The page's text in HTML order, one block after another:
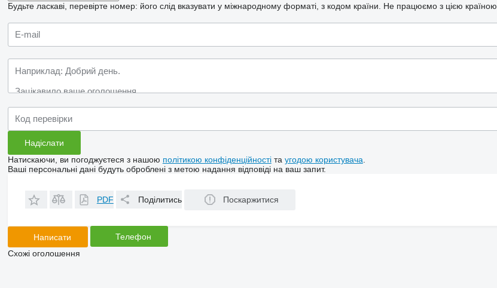
Будьте ласкаві, перевірте номер: його слід вказувати у міжнародному форматі, з кодом країни. Не працюємо з цією країною
Натискаючи, ви погоджуєтеся з нашою політикою конфіденційностіта угодою користувача
Ваші персональні дані будуть оброблені з метою надання відповіді на ваш запит.
PDF Поділитись Поскаржитися
Написати
Телефон
Схожі оголошення